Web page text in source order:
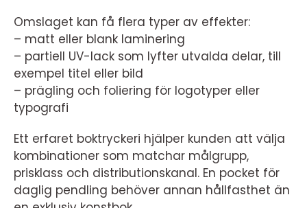
Omslaget kan få flera typer av effekter:
– matt eller blank laminering
– partiell UV-lack som lyfter utvalda delar, till
exempel titel eller bild
– prägling och foliering för logotyper eller
typografi
Ett erfaret boktryckeri hjälper kunden att välja
kombinationer som matchar målgrupp,
prisklass och distributionskanal. En pocket för
daglig pendling behöver annan hållfasthet än